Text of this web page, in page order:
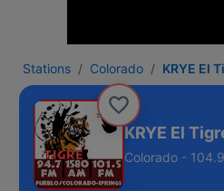
Stations Colorado KRYE El
KRYE El
Colorado -